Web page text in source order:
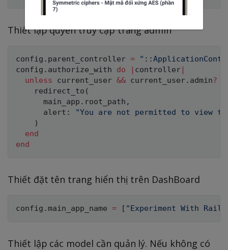
Thiết lập quyền truy cập trang admin
config . parent_controller =
config . authorize_with do | controller |
unless current_user && current_user. admin?
    redirect_to
(
      main_app
. root_path ,
      alert
:
"You are not permitted to view
)
end
end
Thiết đặt tên trang hiển thị trên DashBoard
config . main_app_name = [ "Experiment With Rails
Thiết lập các model cần quản lý. Nếu không có